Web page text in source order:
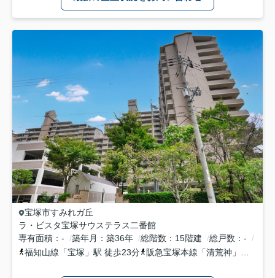
宝塚市すみれガ丘
ラ・ビスタ宝塚サウステラス二番館
専有面積
- 築年月 築36年 総階数 15階建 総戸数
-
福知山線 「宝塚 」駅 徒歩23分 阪急宝塚本線 「清荒神 」駅 徒歩28分